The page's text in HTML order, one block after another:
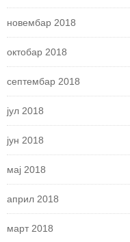
новембар 2018
октобар 2018
септембар 2018
јул 2018
јун 2018
мај 2018
април 2018
март 2018